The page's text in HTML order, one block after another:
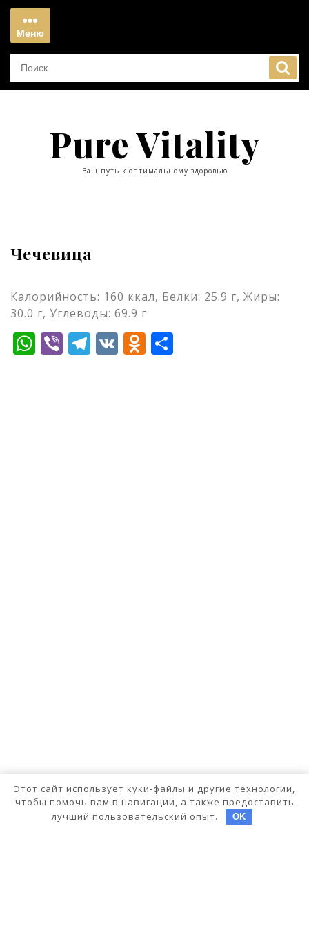
Перейти
содержимому
Меню
Меню
Pure Vitality
Ваш путь к оптимальному здоровью
Чечевица
Калорийность: 160 ккал, Белки: 25.9 г, Жиры:
30.0 г, Углеводы: 69.9 г
WhatsApp
ViberTelegram
VKOdnoklassniki
Этот сайт использует куки-файлы и другие технологии,
чтобы помочь вам в навигации, а также предоставить
лучший пользовательский опыт.
OK